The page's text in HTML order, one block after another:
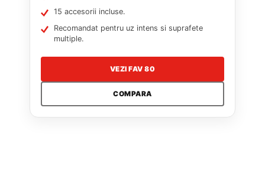
15 accesorii incluse.
Recomandat pentru uz intens si suprafete
multiple.
VEZI FAV 80
COMPARA